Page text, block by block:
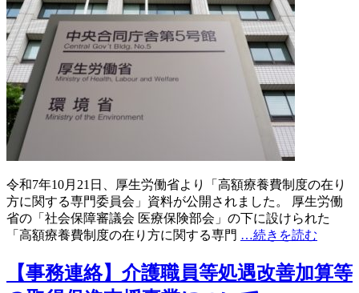
令和7年10月21日、厚生労働省より「高額療養費制度の在り
方に関する専門委員会」資料が公開されました。 厚生労働
省の「社会保障審議会 医療保険部会」の下に設けられた
「高額療養費制度の在り方に関する専門 …続きを読む
【事務連絡】介護職員等処遇改善加算等